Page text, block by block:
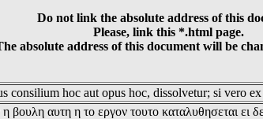
Do not link the absolute address of this
Please, link this *.html page.
absolute address of this document will be
consilium hoc aut opus hoc, dissolvetur; si vero
βουλη αυτη η το εργον τουτο καταλυθησεται ει